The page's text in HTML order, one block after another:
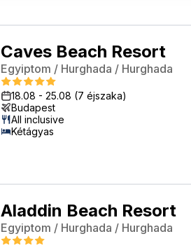
Caves Beach Resort
Egyiptom / Hurghada / Hurghada
18.08 - 25.08 (7 éjszaka)
Budapest
All inclusive
Kétágyas
Aladdin Beach Resort
Egyiptom / Hurghada / Hurghada